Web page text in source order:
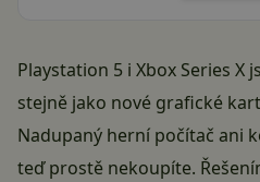
Playstation 5 i Xbox Series X
stejně jako nové grafické
Nadupaný herní počítač ani
teď prostě nekoupíte.